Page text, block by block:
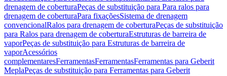
drenagem de coberturaPeças de substituição para Para ralos para
drenagem de coberturaPara fixaçõesSistema de drenagem
convencionalRalos para drenagem de coberturaPeças de substituição
para Ralos para drenagem de coberturaEstruturas de barreira de
vaporPeças de substituição para Estruturas de barreira de
vaporAcessórios
complementaresFerramentasFerramentasFerramentas para Geberit
MeplaPeças de substituição para Ferramentas para Geberit